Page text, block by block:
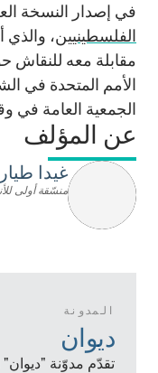
المدونة
ديوان
تقدّم مدوّنة
في إصدار النسخة
الفلسطينيين،
مقابلة معه للنقاش
الأمم المتحدة في
الجمعية العامة في
عن المؤلف
غيدا
منسّقة أولى